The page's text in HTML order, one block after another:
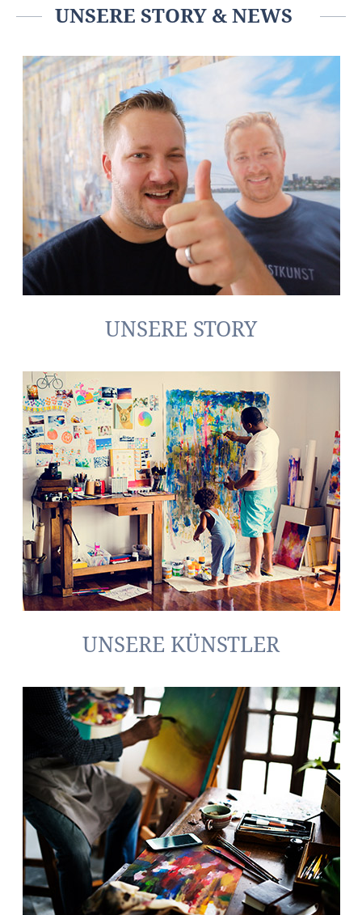
UNSERE STORY & NEWS
UNSERE STORY
UNSERE KÜNSTLER